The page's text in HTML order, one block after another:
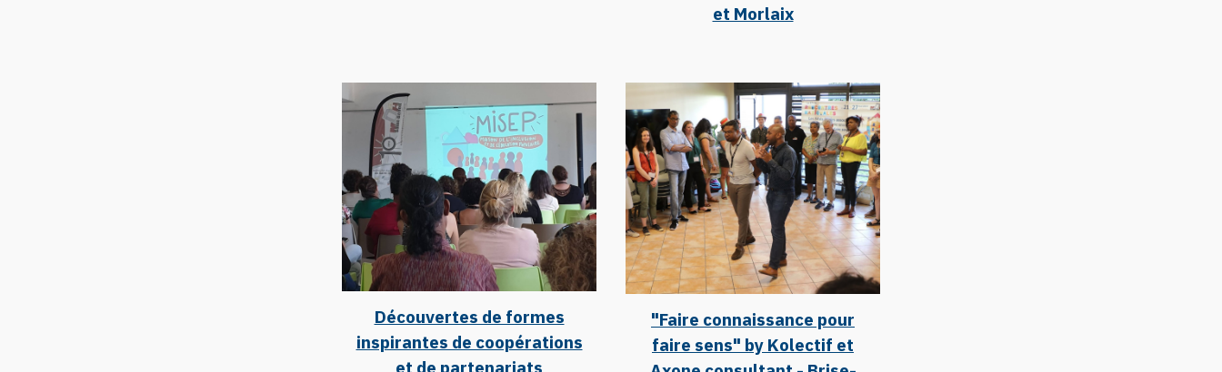
et Morlaix
Découvertes de formes
inspirantes de coopérations
et de partenariats
"Faire connaissance pour
faire sens" by Kolectif et